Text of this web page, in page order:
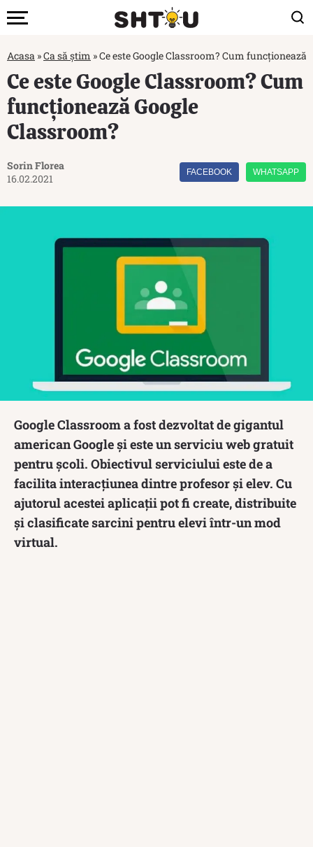
Acasa »Ca să știm »Ce este Google Classroom? Cum funcționează
Ce este Google Classroom? Cum
funcționează Google
Classroom?
Sorin Florea
16.02.2021
FACEBOOK WHATSAPP
Google Classroom a fost dezvoltat de gigantul
american Google și este un serviciu web gratuit
pentru școli. Obiectivul serviciului este de a
facilita interacțiunea dintre profesor și elev. Cu
ajutorul acestei aplicații pot fi create, distribuite
și clasificate sarcini pentru elevi într-un mod
virtual.